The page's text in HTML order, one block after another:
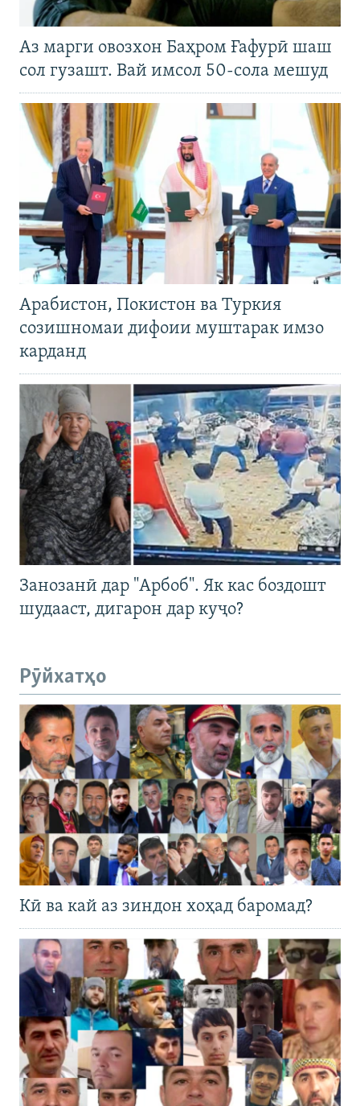
Аз марги овозхон Баҳром Ғафурӣ шаш
сол гузашт. Вай имсол 50-сола мешуд
Арабистон, Покистон ва Туркия
созишномаи дифоии муштарак имзо
карданд
Занозанӣ дар "Арбоб". Як кас боздошт
шудааст, дигарон дар куҷо?
Рӯйхатҳо
Кӣ ва кай аз зиндон хоҳад баромад?